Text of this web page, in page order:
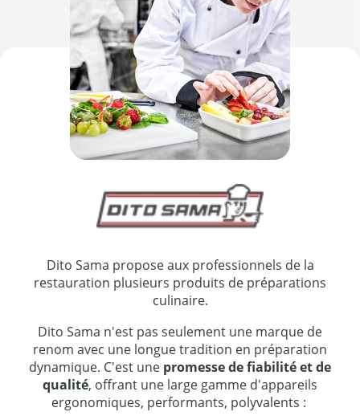
Dito Sama propose aux professionnels de la
restauration plusieurs produits de préparations
culinaire.
Dito Sama n'est pas seulement une marque de
renom avec une longue tradition en préparation
dynamique. C'est une promesse de fiabilité et de
qualité, offrant une large gamme d'appareils
ergonomiques, performants, polyvalents :